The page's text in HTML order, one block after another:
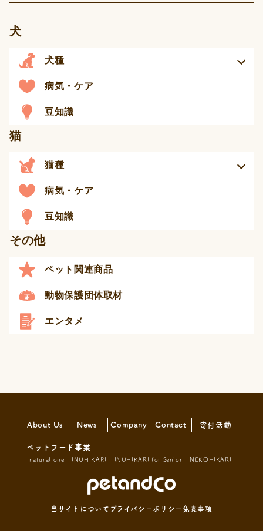
犬
犬種
病気・ケア
豆知識
猫
猫種
病気・ケア
豆知識
その他
ペット関連商品
動物保護団体取材
エンタメ
About Us News Company Contact 寄付活動
ペットフード事業
natural one INUHIKARI INUHIKARI for Senior NEKOHIKARI
当サイトについて プライバシーポリシー 免責事項